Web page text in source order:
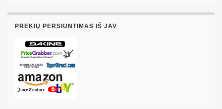
PREKIŲ PERSIUNTIMAS IŠ JAV